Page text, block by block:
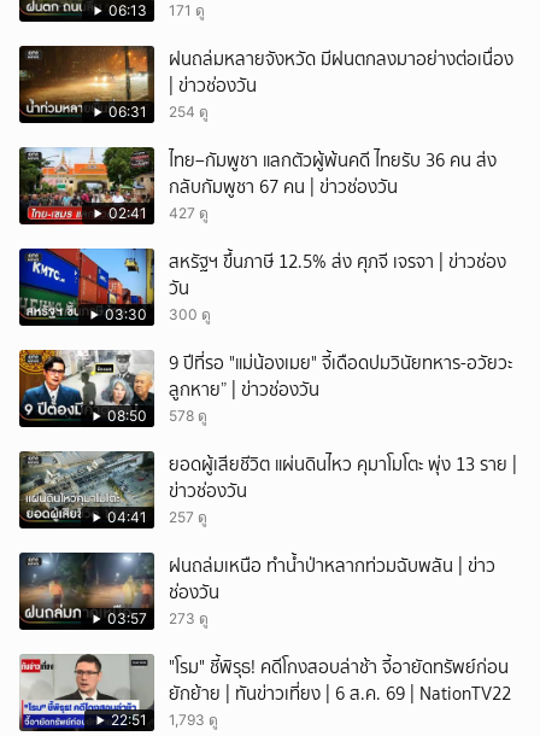
06:13 171 ดู
06:31
ฝนถล่มหลายจังหวัด มีฝนตกลงมาอย่างต่อเนื่อง
| ข่าวช่องวัน
254 ดู
02:41
ไทย–กัมพูชา แลกตัวผู้พ้นคดี ไทยรับ 36 คน ส่ง
กลับกัมพูชา 67 คน | ข่าวช่องวัน
427 ดู
03:30
สหรัฐฯ ขึ้นภาษี 12.5% ส่ง ศุภจี เจรจา | ข่าวช่อง
วัน
300 ดู
08:50
9 ปีที่รอ "แม่น้องเมย" จี้เดือดปมวินัยทหาร-อวัยวะ
ลูกหาย” | ข่าวช่องวัน
578 ดู
04:41
ยอดผู้เสียชีวิต แผ่นดินไหว คุมาโมโตะ พุ่ง 13 ราย |
ข่าวช่องวัน
257 ดู
03:57
ฝนถล่มเหนือ ทำน้ำป่าหลากท่วมฉับพลัน | ข่าว
ช่องวัน
273 ดู
22:51
"โรม" ชี้พิรุธ! คดีโกงสอบล่าช้า จี้อายัดทรัพย์ก่อน
ยักย้าย | ทันข่าวเที่ยง | 6 ส.ค. 69 | NationTV22
1,793 ดู